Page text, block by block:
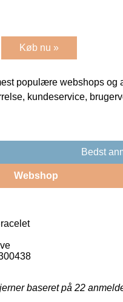
Køb nu »
populære webshops og
kundeservice,
Bedst
Webshop
baseret på 22